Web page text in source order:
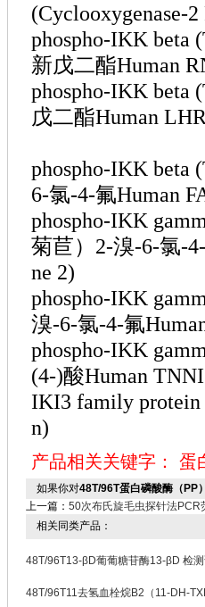
(Cyclooxygenase-2
phospho-IKK
新戊二酯Human
phospho-IKK
戊二酯Human
phospho-IKK
6-氯-4-氟Human
phospho-IKK
菊苣）2-溴-6-氯-4-
ne 2)
phospho-IKK
溴-6-氯-4-氟
phospho-IKK
(4-)酸Human
IKI3 family
n)
产品相关关键字： 蛋
如果你对48T/96T蛋白磷酸酶（PP
上一篇： 50次布氏旋毛虫探针法PCR
相关同类产品：
48T/96T13-βD葡葡糖苷酶13-βD 检
48T/96T11去氢血栓烷B2（11-DH-